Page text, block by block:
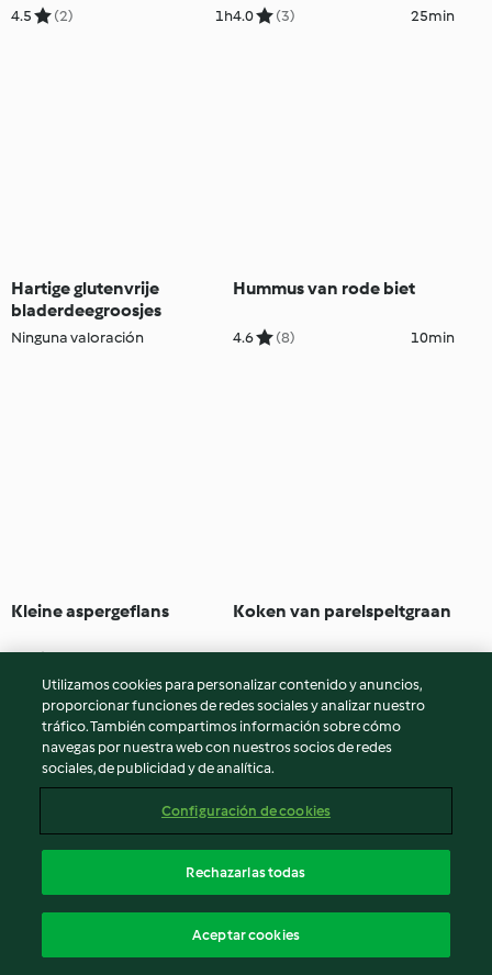
4.5 (2) 1h4.0 (3) 25min
Hartige glutenvrije
bladerdeegroosjes
Ninguna valoración
Hummus van rode biet
4.6 (8) 10min
Kleine aspergeflans Koken van parelspeltgraan
Millefeuille van aubergine
met yoghurt-mosterdsaus
Utilizamos cookies para personalizar contenido y anuncios,
proporcionar funciones de redes sociales y analizar nuestro
tráfico. También compartimos información sobre cómo
navegas por nuestra web con nuestros socios de redes
sociales, de publicidad y de analítica.
Configuración de cookies
Rechazarlas todas
Aceptar cookies